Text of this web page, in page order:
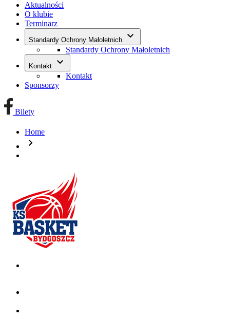
Aktualności
O klubie
Terminarz
Standardy Ochrony Małoletnich keyboard_arrow_down
Standardy Ochrony Małoletnich
Kontakt keyboard_arrow_down
Kontakt
Sponsorzy
Bilety
Home
chevron_right